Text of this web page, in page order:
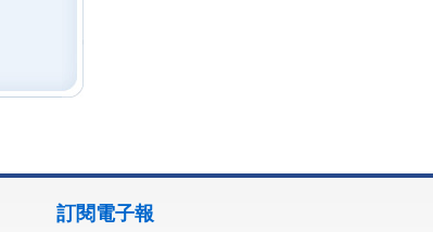
訂閱電子報